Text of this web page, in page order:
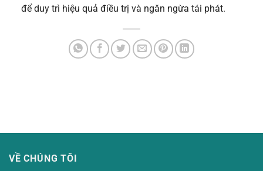
để duy trì hiệu quả điều trị và ngăn ngừa tái phát.
VỀ CHÚNG TÔI